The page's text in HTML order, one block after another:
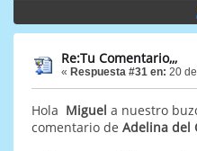
Re:Tu Comentario,,,
« Respuesta #31 en: 20
Hola Miguel a nuestro
comentario de Adelina del